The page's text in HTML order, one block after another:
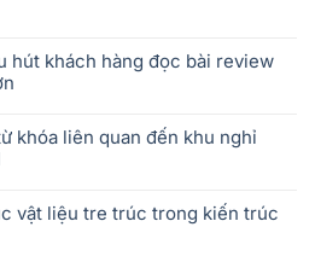
hút khách hàng đọc bài review
khóa liên quan đến khu nghỉ
vật liệu tre trúc trong kiến trúc